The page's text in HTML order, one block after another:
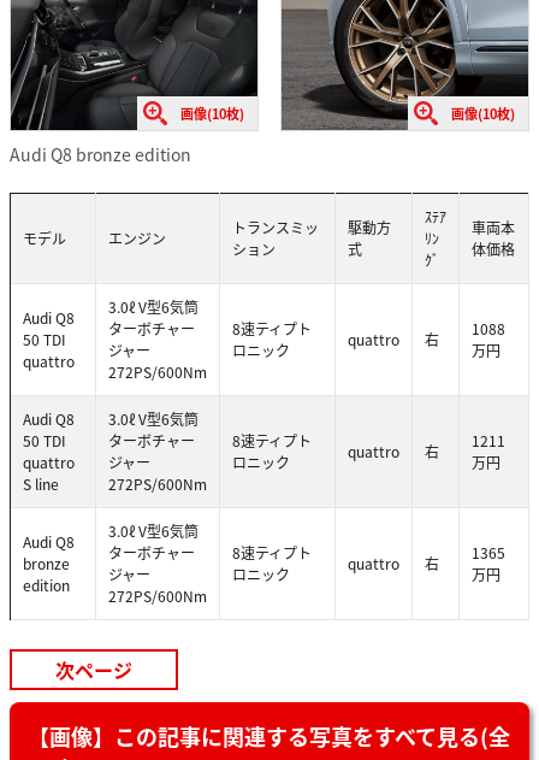
画像(10枚) 画像(10枚)
Audi Q8 bronze edition
モデル エンジン
トランスミッ
ション
駆動方
式
ｽﾃｱ
ﾘﾝ
ｸﾞ
車両本
体価格
Audi Q8
50 TDI
quattro
3.0ℓ V型6気筒
ターボチャー
ジャー
272PS/600Nm
8速ティプト
ロニック
quattro 右
1088
万円
Audi Q8
50 TDI
quattro
S line
3.0ℓ V型6気筒
ターボチャー
ジャー
272PS/600Nm
8速ティプト
ロニック
quattro 右
1211
万円
Audi Q8
bronze
edition
3.0ℓ V型6気筒
ターボチャー
ジャー
272PS/600Nm
8速ティプト
ロニック
quattro 右
1365
万円
次ページ
【画像】この記事に関連する写真をすべて見る(全